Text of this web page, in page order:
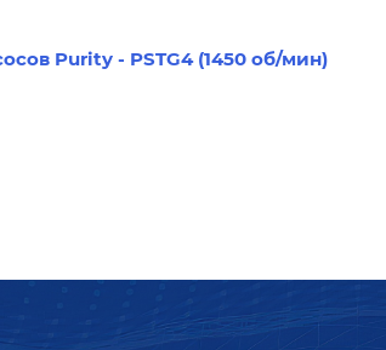
Purity - PSTG4 (1450 об/мин)